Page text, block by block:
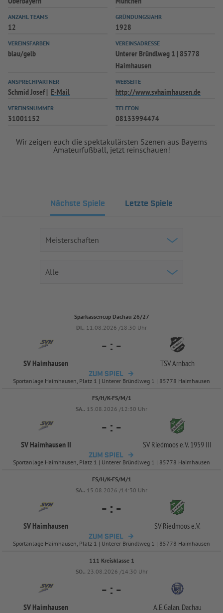
ANZAHL TEAMS
12
GRÜNDUNGSJAHR
1928
VEREINSFARBEN
blau/gelb
VEREINSADRESSE
Unterer Bründlweg 1 | 85778
Haimhausen
ANSPRECHPARTNER
Schmid Josef E-Mail
WEBSEITE
http://www.svhaimhausen.de
VEREINSNUMMER
31001152
TELEFON
08133994474
Wir zeigen euch die spektakulärsten Szenen aus Bayerns
Amateurfußball, jetzt reinschauen!
Nächste Spiele Letzte Spiele
Sparkassencup Dachau 26/27
DI.. 11.08.2026 /18:30 Uhr
SV Haimhausen
- : -
TSV Arnbach
ZUM SPIEL
Sportanlage Haimhausen, Platz 1 | Unterer Bründlweg 1 | 85778 Haimhausen
FS/H/K-FS/M/1
SA.. 15.08.2026 /12:30 Uhr
SV Haimhausen II
- : -
SV Riedmoos e.V. 1959 III
ZUM SPIEL
Sportanlage Haimhausen, Platz 1 | Unterer Bründlweg 1 | 85778 Haimhausen
FS/H/K-FS/M/1
SA.. 15.08.2026 /14:30 Uhr
SV Haimhausen
- : -
SV Riedmoos e.V.
ZUM SPIEL
Sportanlage Haimhausen, Platz 1 | Unterer Bründlweg 1 | 85778 Haimhausen
111 Kreisklasse 1
SO.. 23.08.2026 /14:30 Uhr
SV Haimhausen
- : -
A.E.Galan. Dachau